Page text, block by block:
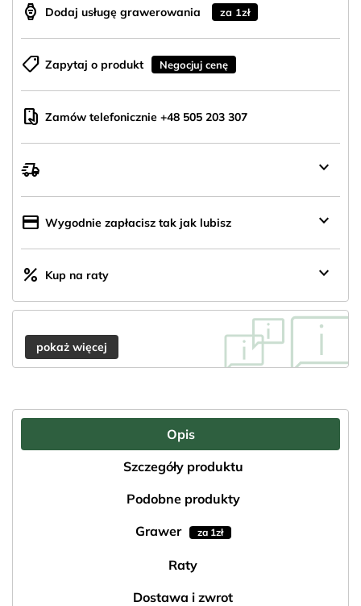
aod_watch Dodaj usługę grawerowania za 1zł
shoppingmode Zapytaj o produkt Negocjuj cenę
mobile_hand Zamów telefonicznie +48 505 203 307
delivery_truck_speed keyboard_arrow_down
credit_card Wygodnie zapłacisz tak jak lubisz keyboard_arrow_down
percent Kup na raty keyboard_arrow_down
pokaż więcej
Opis
Szczegóły produktu
Podobne produkty
Grawer
za 1zł
Raty
Dostawa i zwrot